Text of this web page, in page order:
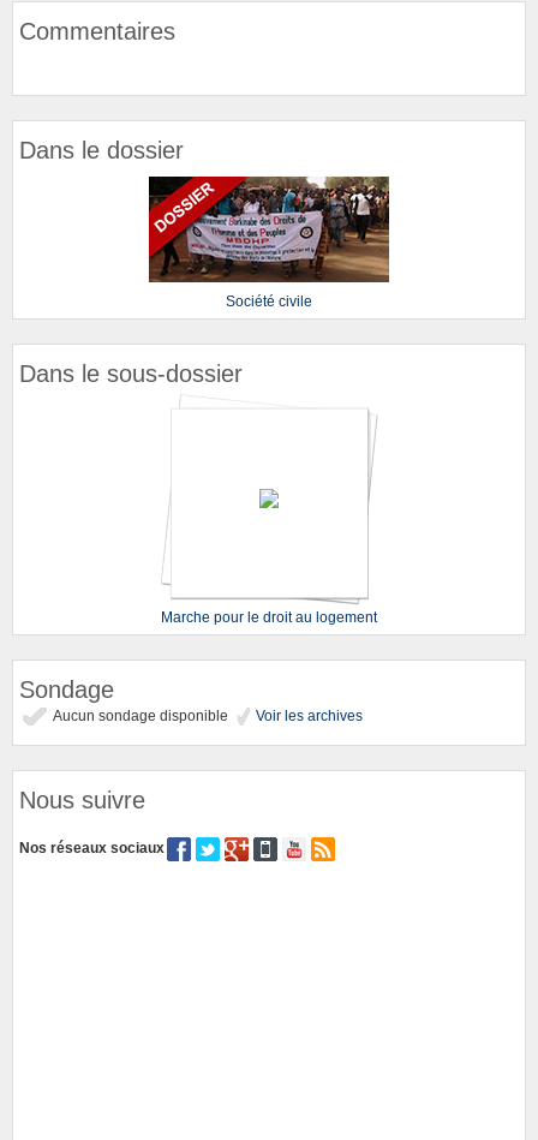
Commentaires
Dans le dossier
Société civile
Dans le sous-dossier
Marche pour le droit au logement
Sondage
Aucun sondage disponible Voir les archives
Nous suivre
Nos réseaux sociaux